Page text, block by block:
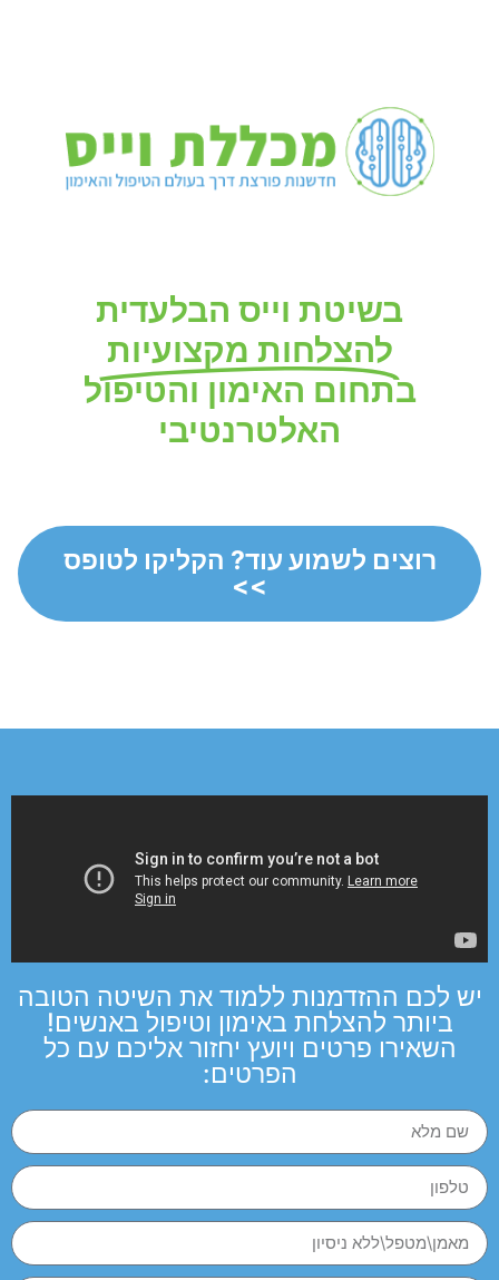
בשיטת וייס הבלעדית
להצלחות מקצועיות
בתחום האימון והטיפול
האלטרנטיבי
רוצים לשמוע עוד? הקליקו לטופס
>>
יש לכם ההזדמנות ללמוד את השיטה הטובה
ביותר להצלחת באימון וטיפול באנשים!
השאירו פרטים ויועץ יחזור אליכם עם כל
הפרטים: